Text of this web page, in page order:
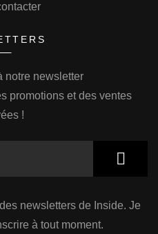
notre newsletter
promotions et des ventes
!
newsletters de Inside. Je
à tout moment.